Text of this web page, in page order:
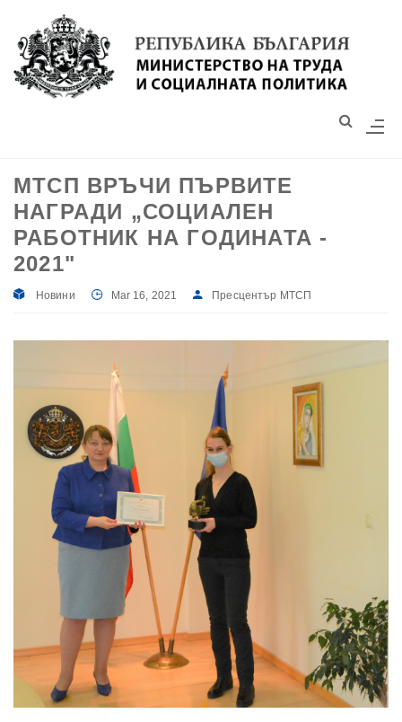
Моля,
обърнете
със
система
достъпност.
МТСП ВРЪЧИ ПЪРВИТЕ
НАГРАДИ „СОЦИАЛЕН
РАБОТНИК НА ГОДИНАТА -
2021"
Новини Mar 16, 2021 Пресцентър МТСП